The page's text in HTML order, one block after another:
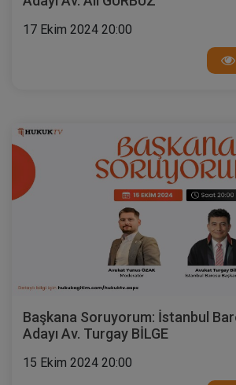
17 Ekim 2024 20:00
Başkana Soruyorum: İstanbul
Adayı Av. Turgay BİLGE
15 Ekim 2024 20:00